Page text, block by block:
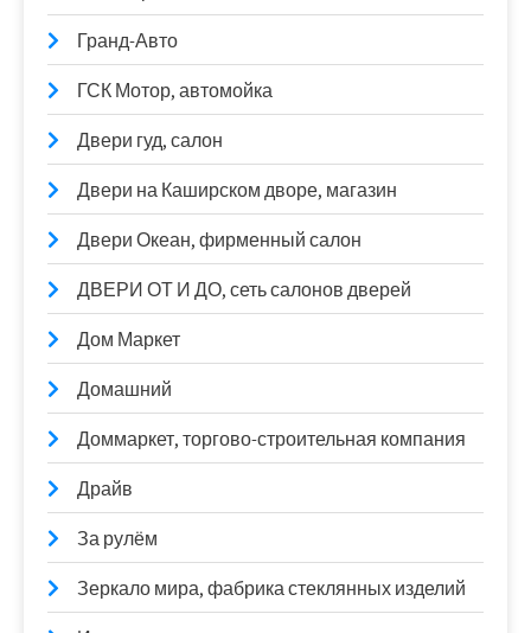
Гранд-Авто
ГСК Мотор, автомойка
Двери гуд, салон
Двери на Каширском дворе, магазин
Двери Океан, фирменный салон
ДВЕРИ ОТ И ДО, сеть салонов дверей
Дом Маркет
Домашний
Доммаркет, торгово-строительная компания
Драйв
За рулём
Зеркало мира, фабрика стеклянных изделий